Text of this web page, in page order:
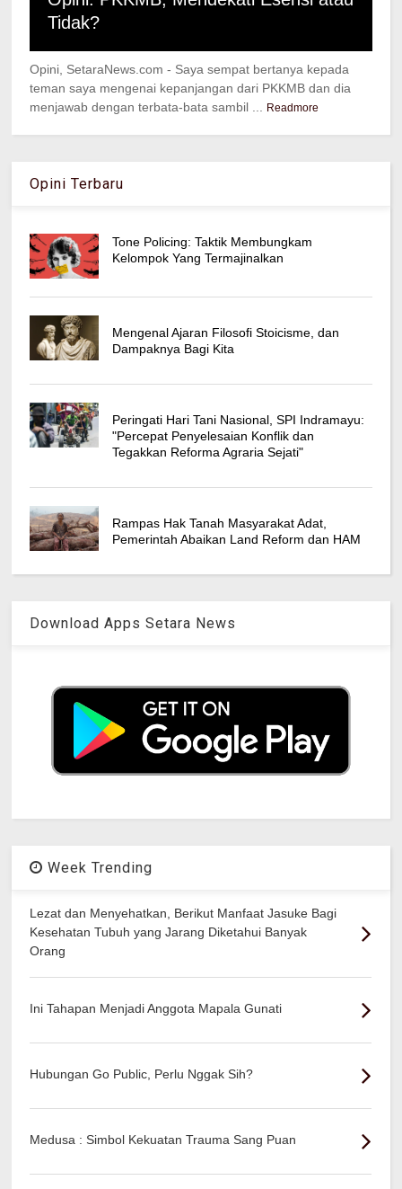
Tidak?
Opini, SetaraNews.com - Saya sempat bertanya kepada
teman saya mengenai kepanjangan dari PKKMB dan dia
menjawab dengan terbata-bata sambil ...
Readmore
Opini Terbaru
Tone Policing: Taktik Membungkam
Kelompok Yang Termajinalkan
Mengenal Ajaran Filosofi Stoicisme, dan
Dampaknya Bagi Kita
Peringati Hari Tani Nasional, SPI Indramayu:
"Percepat Penyelesaian Konflik dan
Tegakkan Reforma Agraria Sejati"
Rampas Hak Tanah Masyarakat Adat,
Pemerintah Abaikan Land Reform dan HAM
Download Apps Setara News
Week Trending
Lezat dan Menyehatkan, Berikut Manfaat Jasuke Bagi
Kesehatan Tubuh yang Jarang Diketahui Banyak
Orang
Ini Tahapan Menjadi Anggota Mapala Gunati
Hubungan Go Public, Perlu Nggak Sih?
Medusa : Simbol Kekuatan Trauma Sang Puan